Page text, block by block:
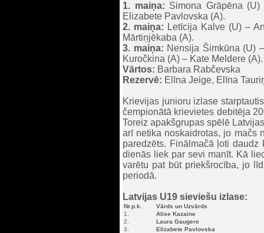
1. maiņa: Simona Grāpēna
Elizabete Pavlovska (A).
2. maiņa: Letīcija Kalve (U) –
Mārtiņjēkaba (A).
3. maiņa: Nensija Šimkūna (U)
Kuročkina (A) – Kate Meldere (A).
Vārtos: Barbara Rabčevska
Rezervē: Elīna Jeige, Elīna
Krievijas junioru izlase
čempionātā krievietes debitēja
Toreiz apakšgrupas spēlē
arī netika noskaidrotas, jo mačs
paredzēts. Finālmačā ļoti
dienās liek par sevi manīt. Kā
varētu pat būt priekšrocība, jo
periodā.
Latvijas U19 sieviešu izlase:
Nr.p.k.
Vārds un Uzvārds
1.
Alise Kazaine
2.
Laura Gaugere
3.
Elizabete Pavlovska